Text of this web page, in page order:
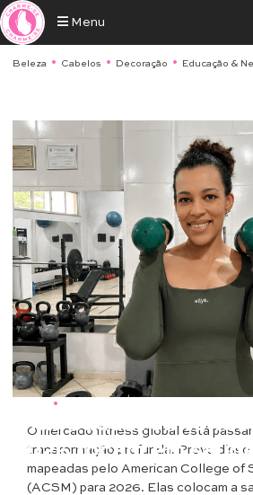
Menu
Beleza Cabelos Decoração Educação &
•
Vida saudável:
2026 focam em
O mercado fitness global está
transformação profunda. Prova
mapeadas pelo American College of
(ACSM) para 2026. Elas colocam a